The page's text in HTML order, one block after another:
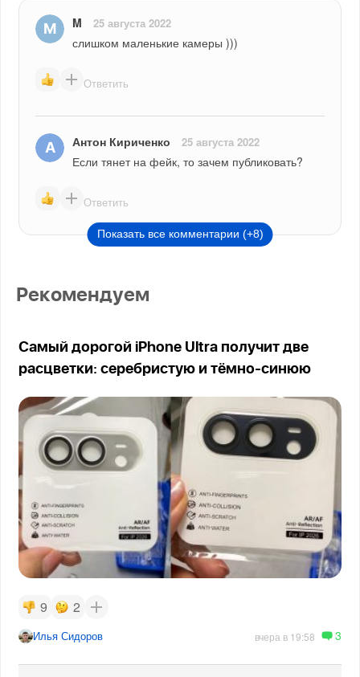
M 25 августа 2022
слишком маленькие камеры )))
Ответить
Антон Кириченко 25 августа 2022
Если тянет на фейк, то зачем публиковать?
Ответить
Показать все комментарии (+8)
Рекомендуем
Самый дорогой iPhone Ultra получит две
расцветки: серебристую и тёмно-синюю
9 2
Илья Сидоров вчера в 19:58 3